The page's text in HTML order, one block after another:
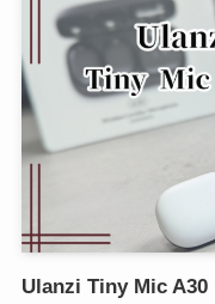
Ulanzi Tiny Mic A30